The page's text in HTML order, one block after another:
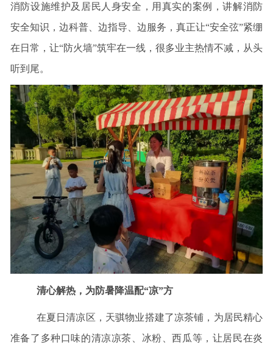
消防设施维护及居民人身安全，用真实的案例，讲解消防
安全知识，边科普、边指导、边服务，真正让“安全弦”紧绷
在日常，让“防火墙”筑牢在一线，很多业主热情不减，从头
听到尾。
清心解热，为防暑降温配“凉”方
在夏日清凉区，天骐物业搭建了凉茶铺，为居民精心
准备了多种口味的清凉凉茶、冰粉、西瓜等，让居民在炎